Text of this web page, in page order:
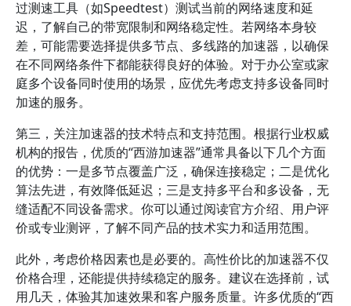
过测速工具（如Speedtest）测试当前的网络速度和延
迟，了解自己的带宽限制和网络稳定性。若网络本身较
差，可能需要选择提供多节点、多线路的加速器，以确保
在不同网络条件下都能获得良好的体验。对于办公室或家
庭多个设备同时使用的场景，应优先考虑支持多设备同时
加速的服务。
第三，关注加速器的技术特点和支持范围。根据行业权威
机构的报告，优质的“西游加速器”通常具备以下几个方面
的优势：一是多节点覆盖广泛，确保连接稳定；二是优化
算法先进，有效降低延迟；三是支持多平台和多设备，无
缝适配不同设备需求。你可以通过阅读官方介绍、用户评
价或专业测评，了解不同产品的技术实力和适用范围。
此外，考虑价格因素也是必要的。高性价比的加速器不仅
价格合理，还能提供持续稳定的服务。建议在选择前，试
用几天，体验其加速效果和客户服务质量。许多优质的“西